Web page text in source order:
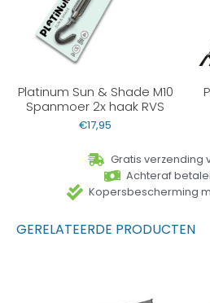
Platinum Sun & Shade M10
Spanmoer 2x haak RVS
€17,95
Gratis verzending
Achteraf
Kopersbescherming
GERELATEERDE PRODUCTEN